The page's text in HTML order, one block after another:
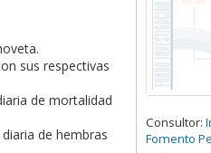
sus respectivas
de mortalidad
de hembras
Consultor:
Fomento